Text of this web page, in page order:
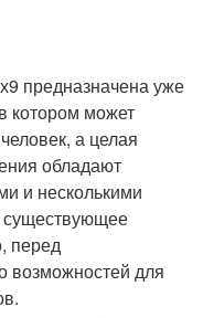
предназначена уже
котором может
а целая
обладают
и несколькими
существующее
перед
возможностей для